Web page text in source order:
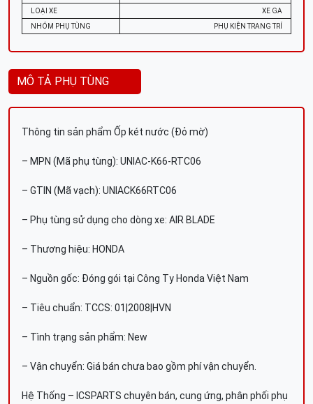
LOẠI XE
XE GA
NHÓM PHỤ TÙNG
PHỤ KIỆN TRANG TRÍ
MÔ TẢ PHỤ TÙNG
Thông tin sản phẩm Ốp két nước (Đỏ mờ)
– MPN (Mã phụ tùng): UNIAC-K66-RTC06
– GTIN (Mã vạch): UNIACK66RTC06
– Phụ tùng sử dụng cho dòng xe: AIR BLADE
– Thương hiệu: HONDA
– Nguồn gốc: Đóng gói tại Công Ty Honda Việt Nam
– Tiêu chuẩn: TCCS: 01|2008|HVN
– Tình trạng sản phẩm: New
– Vận chuyển: Giá bán chưa bao gồm phí vận chuyển.
Hệ Thống – ICSPARTS chuyên bán, cung ứng, phân phối phụ